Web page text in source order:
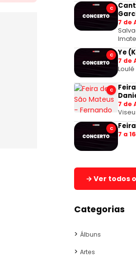
C
7 de
C Ye
7 de
Loulé
C
7 de
Viseu
C
7 a
→ Ver todos
Categorias
Álbuns
Artes